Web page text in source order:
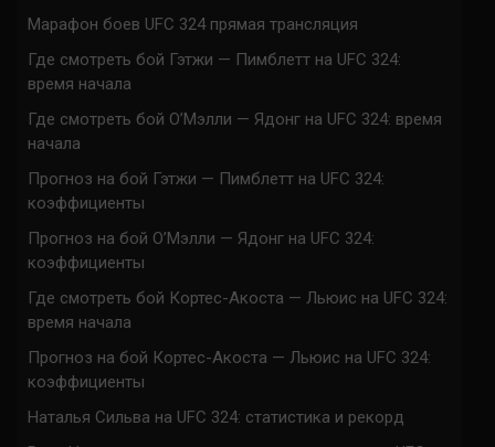
Марафон боев UFC 324 прямая трансляция
Где смотреть бой Гэтжи — Пимблетт на UFC 324:
время начала
Где смотреть бой О’Мэлли — Ядонг на UFC 324: время
начала
Прогноз на бой Гэтжи — Пимблетт на UFC 324:
коэффициенты
Прогноз на бой О’Мэлли — Ядонг на UFC 324:
коэффициенты
Где смотреть бой Кортес-Акоста — Льюис на UFC 324:
время начала
Прогноз на бой Кортес-Акоста — Льюис на UFC 324:
коэффициенты
Наталья Сильва на UFC 324: статистика и рекорд